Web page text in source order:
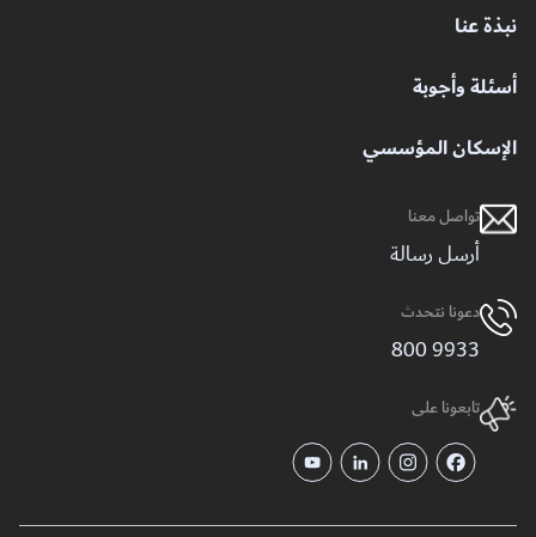
نبذة عنا
أسئلة وأجوبة
الإسكان المؤسسي
تواصل معنا
أرسل رسالة
دعونا نتحدث
9933 800
تابعونا على